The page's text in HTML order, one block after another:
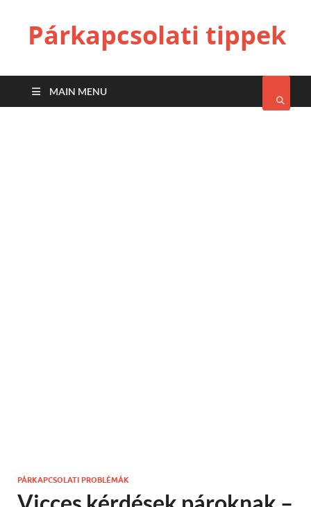
Párkapcsolati tippek
MAIN MENU
PÁRKAPCSOLATI PROBLÉMÁK